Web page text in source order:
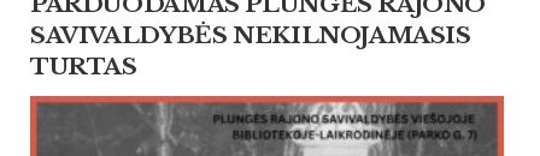
SAVIVALDYBĖS NEKILNOJAMASIS
TURTAS